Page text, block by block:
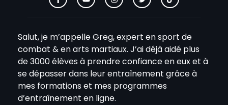
Salut, je m’appelle Greg, expert en sport de
combat & en arts martiaux. J’ai déjà aidé plus
de 3000 élèves à prendre confiance en eux et à
se dépasser dans leur entraînement grâce à
mes formations et mes programmes
d’entraînement en ligne.